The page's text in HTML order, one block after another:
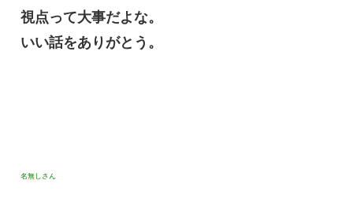
視点って大事だよな。
いい話をありがとう。
名無しさん